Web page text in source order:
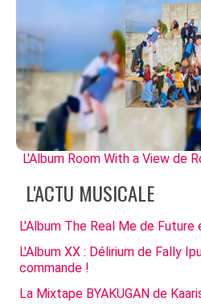
L'Album Room With a View de
L'ACTU MUSICALE
L'Album The Real Me de
L'Album XX : Délirium de Fally
commande !
La Mixtape BYAKUGAN de